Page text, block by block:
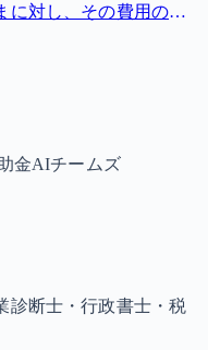
に対し、その費用の一
金AIチームズ
診断士・行政書士・税